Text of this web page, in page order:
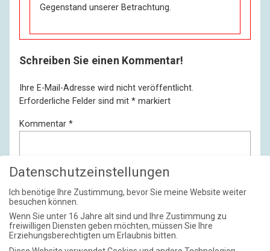
Gegenstand unserer Betrachtung.
Schreiben Sie einen Kommentar!
Ihre E-Mail-Adresse wird nicht veröffentlicht.
Erforderliche Felder sind mit * markiert
Kommentar *
Datenschutzeinstellungen
Ich benötige Ihre Zustimmung, bevor Sie meine Website weiter
besuchen können.
Wenn Sie unter 16 Jahre alt sind und Ihre Zustimmung zu
freiwilligen Diensten geben möchten, müssen Sie Ihre
Erziehungsberechtigten um Erlaubnis bitten.